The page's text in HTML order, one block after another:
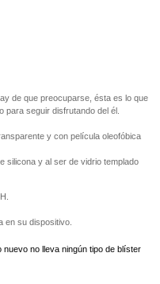
de que preocuparse, ésta es lo que
para seguir disfrutando del él.
y con película oleofóbica
silicona y al ser de vidrio templado
en su dispositivo.
no lleva ningún tipo de blíster